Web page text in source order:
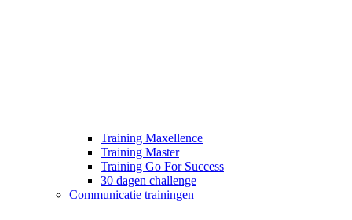
Training Maxellence
Training Master
Training Go For Success
30 dagen challenge
Communicatie trainingen